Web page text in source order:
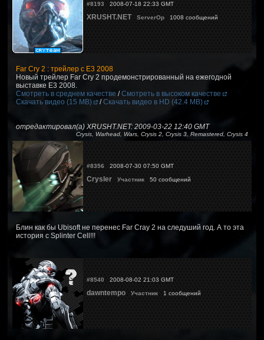
#8193 2008-07-18 22:33 GMT
XRUSHT.NET ServerOp 1008 сообщений
Far Cry 2 : трейлер с E3 2008
Новый трейлер Far Cry 2 продемонстрированный на ежегодной
выставке E3 2008.
Смотреть в среднем качестве /Смотреть в высоком качестве
Скачать видео (15 MB)
/Скачать видео в HD (42.4 MB)
отредактировал(а) XRUSHT.NET: 2009-03-22 12:40 GMT
Crysis, Warhead, Wars, Crysis 2, Crysis 3, Remastered, Crysis 4
#8356 2008-07-30 07:50 GMT
Crysler Участник 50 сообщений
Блин как бы Ubisoft не перенес Far Cray 2 на следуший год. А то эта
история с Splinter Cell!!!
#8540 2008-08-02 21:03 GMT
dawntempo Участник 1 сообщений